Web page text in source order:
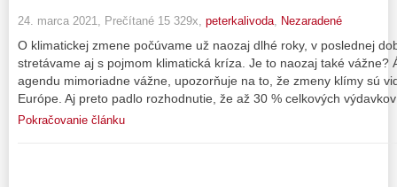
24. marca 2021, Prečítané 15 329x, peterkalivoda, Nezaradené
O klimatickej zmene počúvame už naozaj dlhé roky, v poslednej
stretávame aj s pojmom klimatická kríza. Je to naozaj také vážne?
agendu mimoriadne vážne, upozorňuje na to, že zmeny klímy sú
Európe. Aj preto padlo rozhodnutie, že až 30 % celkových
Pokračovanie článku